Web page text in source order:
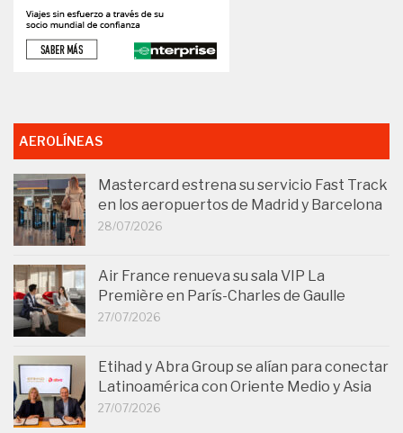
AEROLÍNEAS
Mastercard estrena su servicio Fast Track
en los aeropuertos de Madrid y Barcelona
28/07/2026
Air France renueva su sala VIP La
Première en París-Charles de Gaulle
27/07/2026
Etihad y Abra Group se alían para conectar
Latinoamérica con Oriente Medio y Asia
27/07/2026